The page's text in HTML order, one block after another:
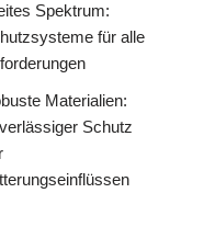
Spektrum:
für alle
Materialien:
Schutz